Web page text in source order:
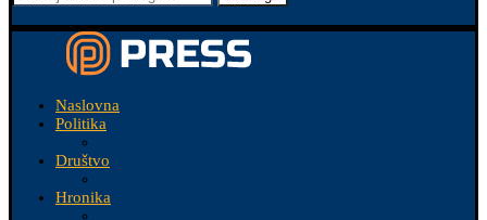
Naslovna
Politika
Društvo
Hronika